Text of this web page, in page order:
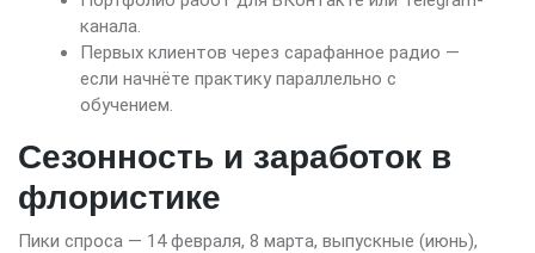
канала.
Первых клиентов через сарафанное радио —
если начнёте практику параллельно с
обучением.
Сезонность и заработок в
флористике
Пики спроса — 14 февраля, 8 марта, выпускные (июнь),